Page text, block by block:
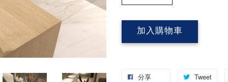
加入購物車
分享 Tweet